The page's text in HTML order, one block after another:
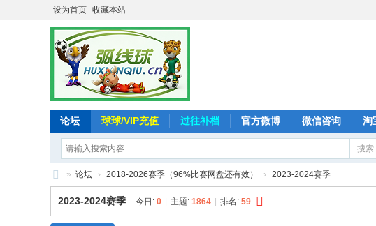
设为首页 收藏本站
论坛 球球/VIP充值 过往补档 官方微博 微信咨询 淘
搜索
弧
线
» 论坛 › 2018-2026赛季（96%比赛网盘还有效） › 2023-2024赛季
2023-2024赛季 今日: 0 主题: 1864 排名: 59